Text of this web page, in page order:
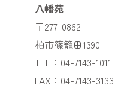
八幡苑
〒277-0862
柏市篠籠田1390
TEL：04-7143-1011
FAX：04-7143-3133